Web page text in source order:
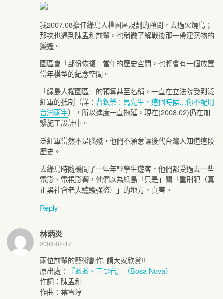
我2007.08擔任綠島人權園區規劃的顧問，去過火燒島；
那次也遇到陳孟和前輩，也稍微了解戰後那一帶建築物的
變遷。
園區會「部份恢復」當年的歷史空間，也將會有一個放置
當年模型的紀念空間。
「綠島人權園區」的預算甚至名稱，一直在立法院受到泛
紅軍的扺制（詳： 曹欽榮：馬先生，這個時候…你不配用
台灣兩字），所以進度一直拖延，現在(2008.02)仍在加
緊施工設計中。
泛紅軍當然不是腦殘，他們不願意讓後代台灣人知道這段
歷史。
去綠島時隨機問了一些年輕學生遊客，他們都受過去一些
電影、電視影響，他們以為綠島「只是」關「重刑犯（真
正黑社會老大鱸鰻強盜）」的地方，真害。
Reply
林炳炎
2008-02-17
兩位前輩的藝術創作, 請大家欣賞!!
原出處：
『ああ、三つ岩』（Bosa Nova）
作詞：陳孟和
作曲：葉雪淳